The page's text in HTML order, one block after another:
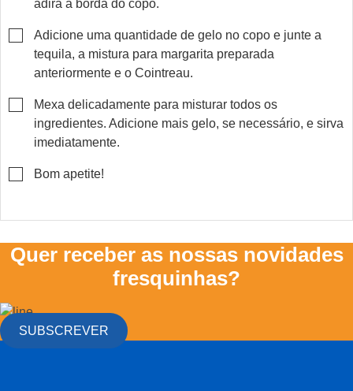
adira à borda do copo.
▢
Adicione uma quantidade de gelo no copo e junte a
tequila, a mistura para margarita preparada
anteriormente e o Cointreau.
▢
Mexa delicadamente para misturar todos os
ingredientes. Adicione mais gelo, se necessário, e sirva
imediatamente.
▢
Bom apetite!
Quer receber as nossas novidades
fresquinhas?
SUBSCREVER